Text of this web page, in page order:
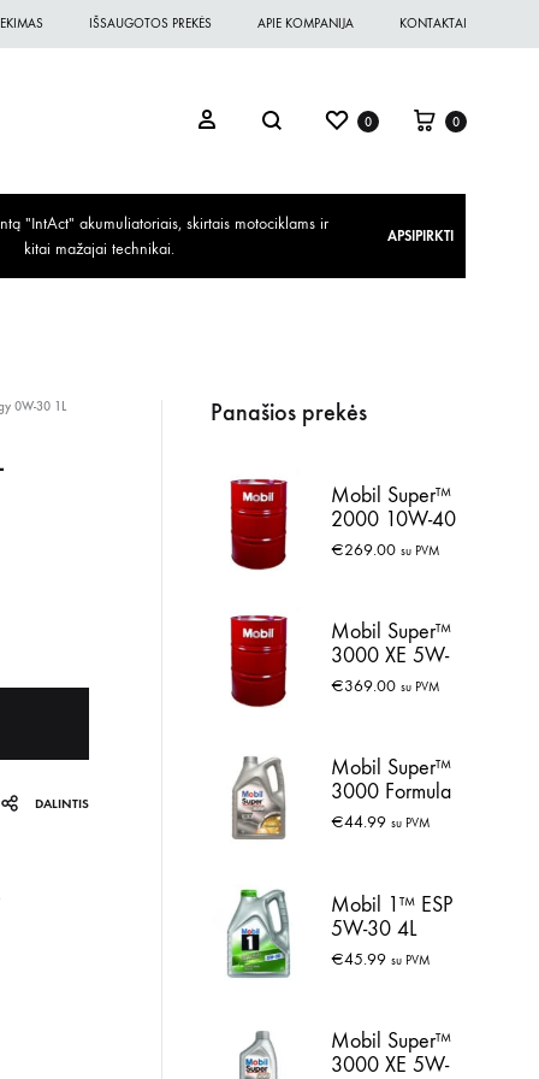
IŠSAUGOTOS PREKĖS APIE KOMPANIJA KONTAKTAI
0 0
"IntAct" akumuliatoriais, skirtais motociklams ir
kitai mažajai technikai.
APSIPIRKTI
0W-30 1L
DALINTIS
Panašios prekės
Mobil Super™
2000 10W-40
60L
€269.00 su PVM
Mobil Super™
3000 XE 5W-
30 60L
€369.00 su PVM
Mobil Super™
3000 Formula
VC 0W-30 5L
€44.99 su PVM
Mobil 1™ ESP
5W-30 4L
€45.99 su PVM
Mobil Super™
3000 XE 5W-